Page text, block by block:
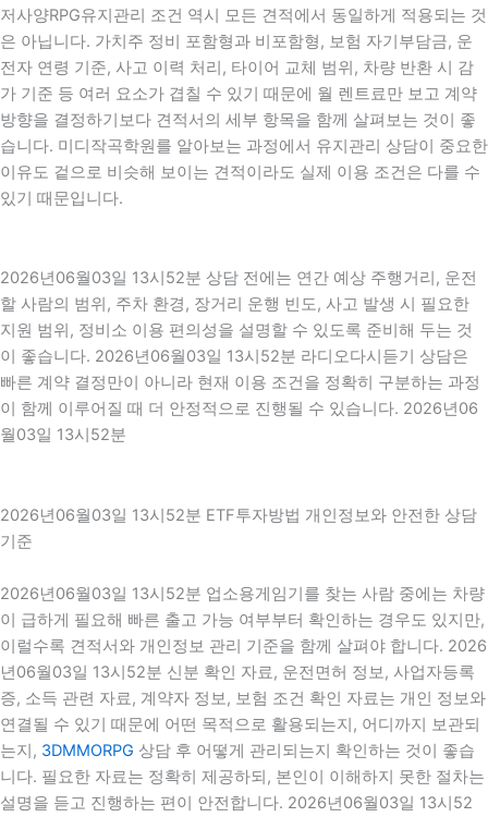
저사양RPG유지관리 조건 역시 모든 견적에서 동일하게 적용되는 것
은 아닙니다. 가치주 정비 포함형과 비포함형, 보험 자기부담금, 운
전자 연령 기준, 사고 이력 처리, 타이어 교체 범위, 차량 반환 시 감
가 기준 등 여러 요소가 겹칠 수 있기 때문에 월 렌트료만 보고 계약
방향을 결정하기보다 견적서의 세부 항목을 함께 살펴보는 것이 좋
습니다. 미디작곡학원를 알아보는 과정에서 유지관리 상담이 중요한
이유도 겉으로 비슷해 보이는 견적이라도 실제 이용 조건은 다를 수
있기 때문입니다.
2026년06월03일 13시52분 상담 전에는 연간 예상 주행거리, 운전
할 사람의 범위, 주차 환경, 장거리 운행 빈도, 사고 발생 시 필요한
지원 범위, 정비소 이용 편의성을 설명할 수 있도록 준비해 두는 것
이 좋습니다. 2026년06월03일 13시52분 라디오다시듣기 상담은
빠른 계약 결정만이 아니라 현재 이용 조건을 정확히 구분하는 과정
이 함께 이루어질 때 더 안정적으로 진행될 수 있습니다. 2026년06
월03일 13시52분
2026년06월03일 13시52분 ETF투자방법 개인정보와 안전한 상담
기준
2026년06월03일 13시52분 업소용게임기를 찾는 사람 중에는 차량
이 급하게 필요해 빠른 출고 가능 여부부터 확인하는 경우도 있지만,
이럴수록 견적서와 개인정보 관리 기준을 함께 살펴야 합니다. 2026
년06월03일 13시52분 신분 확인 자료, 운전면허 정보, 사업자등록
증, 소득 관련 자료, 계약자 정보, 보험 조건 확인 자료는 개인 정보와
연결될 수 있기 때문에 어떤 목적으로 활용되는지, 어디까지 보관되
는지, 3DMMORPG 상담 후 어떻게 관리되는지 확인하는 것이 좋습
니다. 필요한 자료는 정확히 제공하되, 본인이 이해하지 못한 절차는
설명을 듣고 진행하는 편이 안전합니다. 2026년06월03일 13시52